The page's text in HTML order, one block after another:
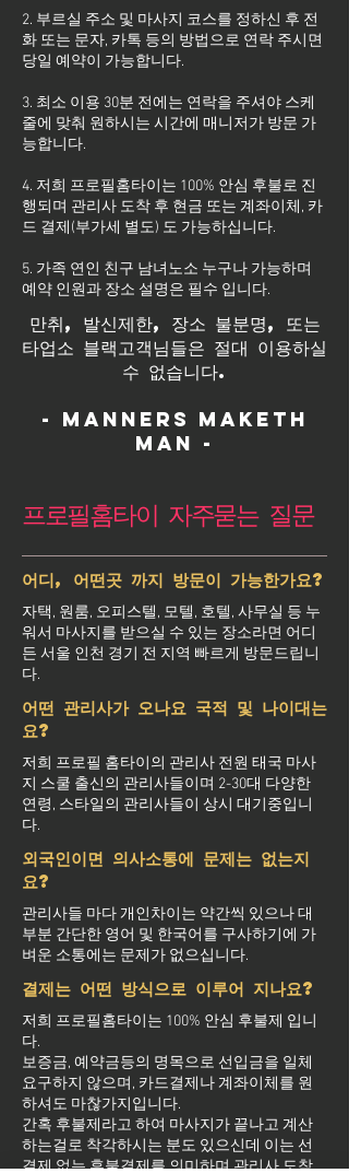
2. 부르실 주소 및 마사지 코스를 정하신 후 전
화 또는 문자, 카톡 등의 방법으로 연락 주시면
당일 예약이 가능합니다.
3. 최소 이용 30분 전에는 연락을 주셔야 스케
줄에 맞춰 원하시는 시간에 매니저가 방문 가
능합니다.
4. 저희 프로필홈타이는 100% 안심 후불로 진
행되며 관리사 도착 후 현금 또는 계좌이체, 카
드 결제(부가세 별도) 도 가능하십니다.
5. 가족 연인 친구 남녀노소 누구나 가능하며
예약 인원과 장소 설명은 필수 입니다.
만취, 발신제한, 장소 불분명, 또는
타업소 블랙고객님들은 절대 이용하실
수 없습니다.
- Manners maketh
man -
프로필홈타이 자주묻는 질문
어디, 어떤곳 까지 방문이 가능한가요?
자택, 원룸, 오피스텔, 모텔, 호텔, 사무실 등 누
워서 마사지를 받으실 수 있는 장소라면 어디
든 서울 인천 경기 전 지역 빠르게 방문드립니
다.
어떤 관리사가 오나요 국적 및 나이대는
요?
저희 프로필 홈타이의 관리사 전원 태국 마사
지 스쿨 출신의 관리사들이며 2-30대 다양한
연령, 스타일의 관리사들이 상시 대기중입니
다.
외국인이면 의사소통에 문제는 없는지
요?
관리사들 마다 개인차이는 약간씩 있으나 대
부분 간단한 영어 및 한국어를 구사하기에 가
벼운 소통에는 문제가 없으십니다.
결제는 어떤 방식으로 이루어 지나요?
저희 프로필홈타이는 100% 안심 후불제 입니
다.
보증금, 예약금등의 명목으로 선입금을 일체
요구하지 않으며, 카드결제나 계좌이체를 원
하셔도 마찮가지입니다.
간혹 후불제라고 하여 마사지가 끝나고 계산
하는걸로 착각하시는 분도 있으신데 이는 선
결제 없는 후불결제를 의미하며 관리사 도착